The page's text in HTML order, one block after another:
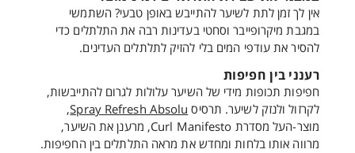
אין לך זמן לתת לשיער להתייבש באופן טבעי? השתמשי
במגבת מיקרופייבר וסחטי בעדינות רבה את התלתלים כדי
להסיר את עודפי המים בלי להזיק לתלתלים העדינים.
רענני בין חפיפות
חפיפות תכופות מידי של השיער עלולות לגרום להתייבשות,
לקרזול ולנזק לשיער. תרסיס Spray Refresh Absolu
,
מוצר-העל מסדרת Curl Manifesto, מרענן את השיער,
מרווה אותו בלחות ומחדש את מראה התלתלים בין החפיפות.